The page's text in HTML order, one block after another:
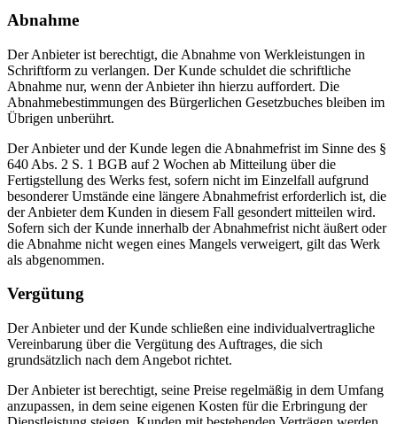
Abnahme
Der Anbieter ist berechtigt, die Abnahme von Werkleistungen in
Schriftform zu verlangen. Der Kunde schuldet die schriftliche
Abnahme nur, wenn der Anbieter ihn hierzu auffordert. Die
Abnahmebestimmungen des Bürgerlichen Gesetzbuches bleiben im
Übrigen unberührt.
Der Anbieter und der Kunde legen die Abnahmefrist im Sinne des §
640 Abs. 2 S. 1 BGB auf 2 Wochen ab Mitteilung über die
Fertigstellung des Werks fest, sofern nicht im Einzelfall aufgrund
besonderer Umstände eine längere Abnahmefrist erforderlich ist, die
der Anbieter dem Kunden in diesem Fall gesondert mitteilen wird.
Sofern sich der Kunde innerhalb der Abnahmefrist nicht äußert oder
die Abnahme nicht wegen eines Mangels verweigert, gilt das Werk
als abgenommen.
Vergütung
Der Anbieter und der Kunde schließen eine individualvertragliche
Vereinbarung über die Vergütung des Auftrages, die sich
grundsätzlich nach dem Angebot richtet.
Der Anbieter ist berechtigt, seine Preise regelmäßig in dem Umfang
anzupassen, in dem seine eigenen Kosten für die Erbringung der